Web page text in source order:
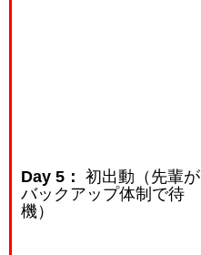
Day 5： 初出動（先輩が
バックアップ体制で待
機）